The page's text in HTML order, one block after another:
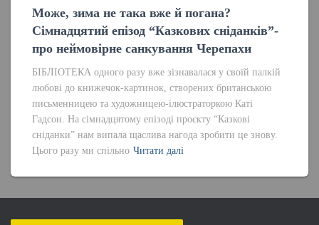
Може, зима не така вже й погана?
Сімнадцятий епізод “Казкових сніданків”-
про неймовірне санкування Черепахи
БІБЛІОТЕКА одного разу вже зізнавалася у своїй палкій
любові до книжечок-картинок, створених британською
письменницею та художницею-ілюстраторкою Каті
Гадсон. На сімнадцятому епізоді проєкту “Казкові
сніданки” нам випала щаслива нагода зробити це знову.
Цього разу ми спільно Читати далі